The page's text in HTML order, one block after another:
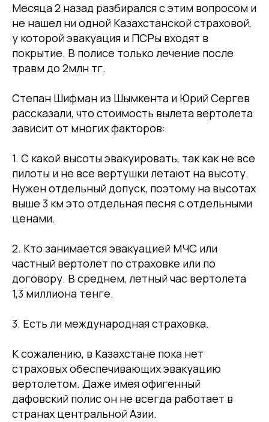
Месяца 2 назад разбирался с этим вопросом и
не нашел ни одной Казахстанской страховой,
у которой эвакуация и ПСРы входят в
покрытие. В полисе только лечение после
травм до 2млн тг.
Степан Шифман из Шымкента и Юрий Сергев
рассказали, что стоимость вылета вертолета
зависит от многих факторов:
1. С какой высоты эвакуировать, так как не все
пилоты и не все вертушки летают на высоту.
Нужен отдельный допуск, поэтому на высотах
выше 3 км это отдельная песня с отдельными
ценами.
2. Кто занимается эвакуацией МЧС или
частный вертолет по страховке или по
договору. В среднем, летный час вертолета
1,3 миллиона тенге.
3. Есть ли международная страховка.
К сожалению, в Казахстане пока нет
страховых обеспечивающих эвакуацию
вертолетом. Даже имея офигенный
дафовский полис он не всегда работает в
странах центральной Азии.